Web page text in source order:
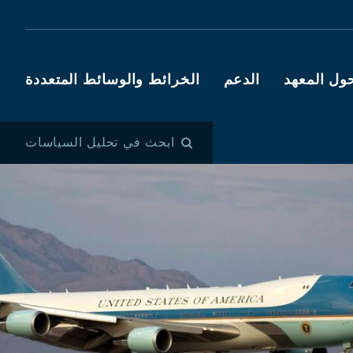
المعهد الدعم الخرائط والوسائط المتعددة
ابحث في تحليل السياسات